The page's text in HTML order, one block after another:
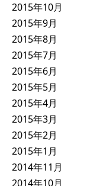
2015年10月
2015年9月
2015年8月
2015年7月
2015年6月
2015年5月
2015年4月
2015年3月
2015年2月
2015年1月
2014年11月
2014年10月